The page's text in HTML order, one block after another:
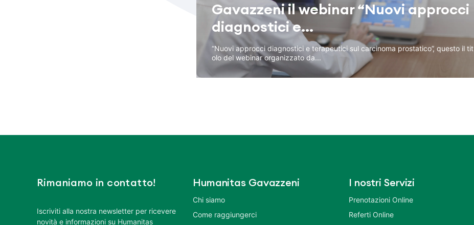
Gavazzeni il webinar “Nuovi approcci
diagnostici e...
“Nuovi approcci diagnostici e terapeutici sul carcinoma prostatico”, questo il tit
olo del webinar organizzato da...
Rimaniamo in contatto!
Iscriviti alla nostra newsletter per ricevere
novità e informazioni su Humanitas
Humanitas Gavazzeni
Chi siamo
Come raggiungerci
I nostri Servizi
Prenotazioni Online
Referti Online